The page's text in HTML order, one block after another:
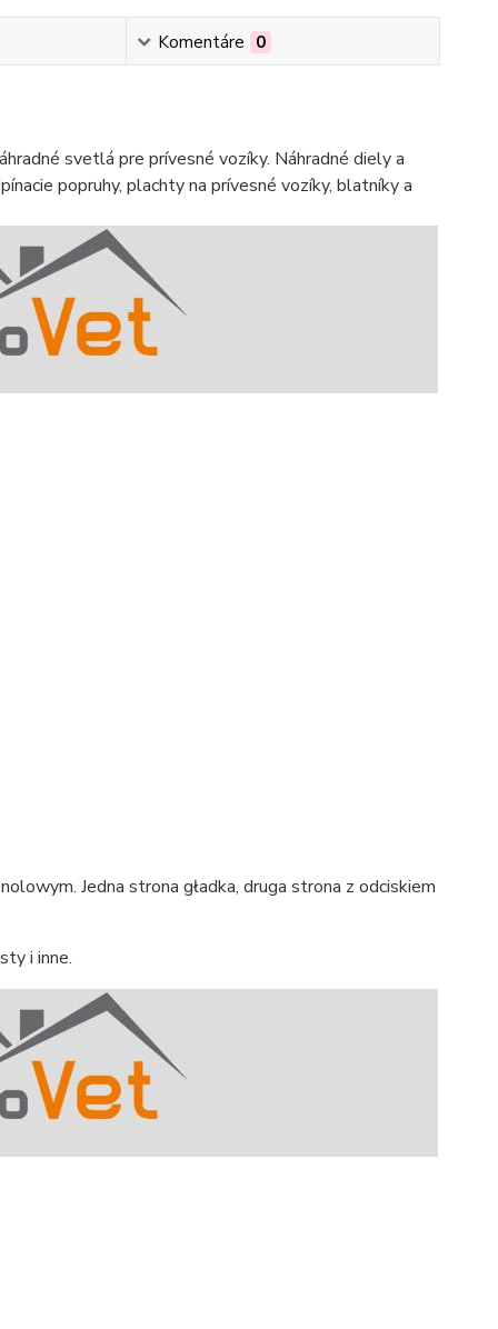
Komentáre 0
svetlá pre prívesné vozíky. Náhradné diely a
popruhy, plachty na prívesné vozíky, blatníky a
Jedna strona gładka, druga strona z odciskiem
i inne.